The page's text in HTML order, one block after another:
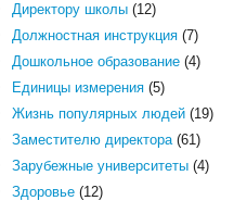
Директору школы(12)
Должностная инструкция(7)
Дошкольное образование(4)
Единицы измерения(5)
Жизнь популярных людей(19)
Заместителю директора(61)
Зарубежные университеты(4)
Здоровье(12)